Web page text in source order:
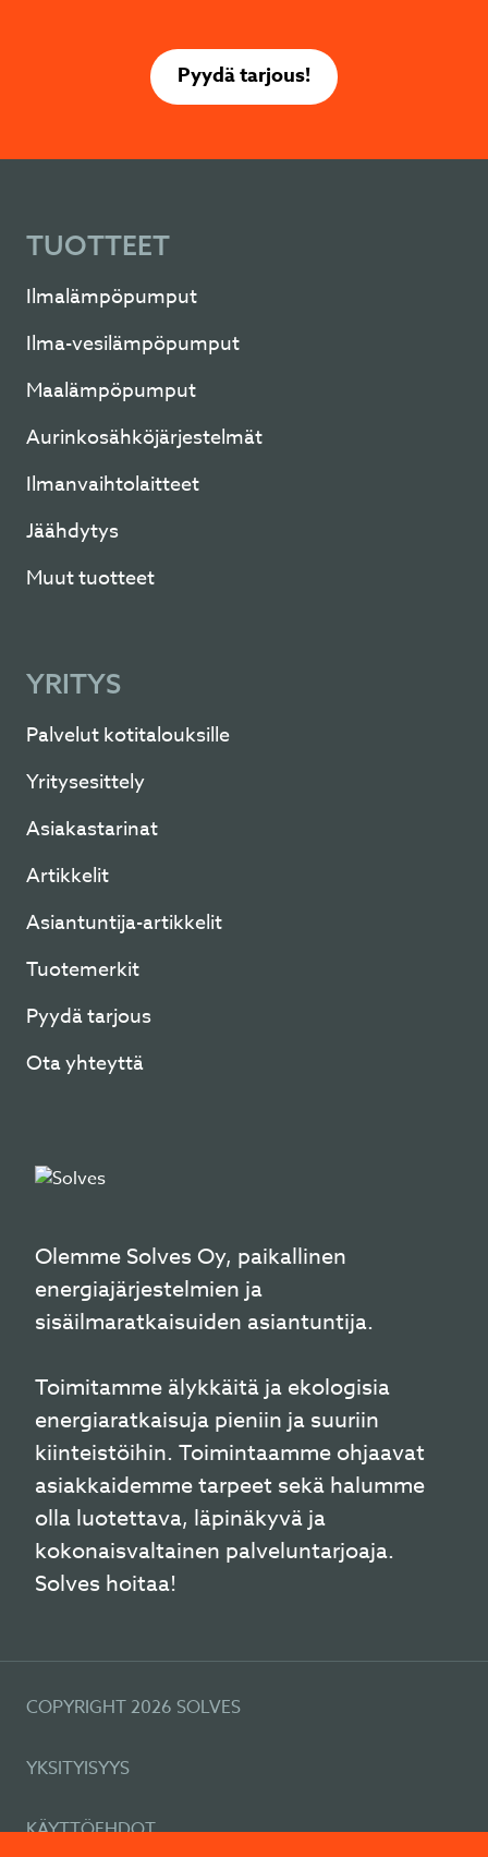
Pyydä tarjous!
TUOTTEET
Ilmalämpöpumput
Ilma-vesilämpöpumput
Maalämpöpumput
Aurinkosähköjärjestelmät
Ilmanvaihtolaitteet
Jäähdytys
Muut tuotteet
YRITYS
Palvelut kotitalouksille
Yritysesittely
Asiakastarinat
Artikkelit
Asiantuntija-artikkelit
Tuotemerkit
Pyydä tarjous
Ota yhteyttä
Olemme Solves Oy, paikallinen
energiajärjestelmien ja
sisäilmaratkaisuiden asiantuntija.
Toimitamme älykkäitä ja ekologisia
energiaratkaisuja pieniin ja suuriin
kiinteistöihin. Toimintaamme ohjaavat
asiakkaidemme tarpeet sekä halumme
olla luotettava, läpinäkyvä ja
kokonaisvaltainen palveluntarjoaja.
Solves hoitaa!
COPYRIGHT 2026 SOLVES
YKSITYISYYS
KÄYTTÖEHDOT